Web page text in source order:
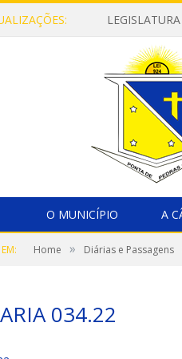
O MUNICÍPIO A
Home » Diárias e Passagens
034.22